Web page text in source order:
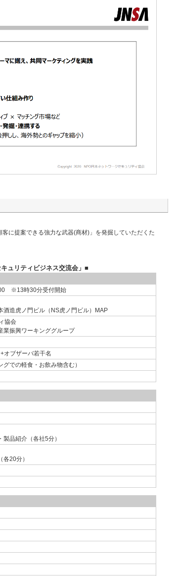
に提案できる強力な武器(商材)」を発掘していただくた
ュリティビジネス交流会」■
※13時30分受付開始
造虎ノ門ビル（NS虎ノ門ビル）
MAP
協会
振興ワーキンググループ
オブザーバ若干名
での軽食・お飲み物含む）
品紹介（各社5分）
20分）